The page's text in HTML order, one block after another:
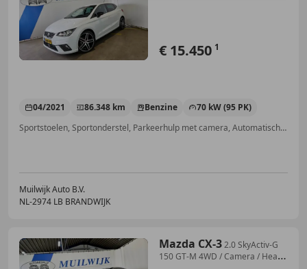
€ 15.450 1
04/2021 86.348 km Benzine
70 kW (95 PK)
Sportstoelen, Sportonderstel, Parkeerhulp met camera, Automatische klimaatregeling, Digitale radio-ontvangst, Lichtmetalen velgen, Regensensor, Mistlampen
Muilwijk Auto B.V.
NL-2974 LB BRANDWIJK
Mazda CX-32.0 SkyActiv-G
150 GT-M 4WD / Camera / Head-